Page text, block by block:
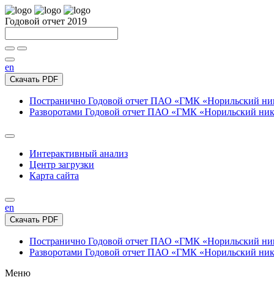
Годовой отчет 2019
en
Скачать PDF
Постранично Годовой отчет ПАО «ГМК «Норильский
Разворотами Годовой отчет ПАО «ГМК «Норильский
Интерактивный анализ
Центр загрузки
Карта сайта
en
Скачать PDF
Постранично Годовой отчет ПАО «ГМК «Норильский
Разворотами Годовой отчет ПАО «ГМК «Норильский
Меню